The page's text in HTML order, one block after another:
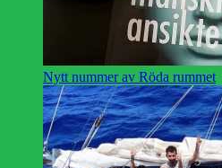
Nytt nummer av Röda rummet